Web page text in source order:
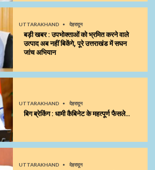
UTTARAKHAND देहरादून
बड़ी खबर : उपभोक्ताओं को भ्रमित करने वाले
उत्पाद अब नहीं बिकेंगे, पूरे उत्तराखंड में सघन
जांच अभियान
UTTARAKHAND देहरादून
बिग ब्रेकिंग : धामी कैबिनेट के महत्पूर्ण फैसले…
UTTARAKHAND देहरादून